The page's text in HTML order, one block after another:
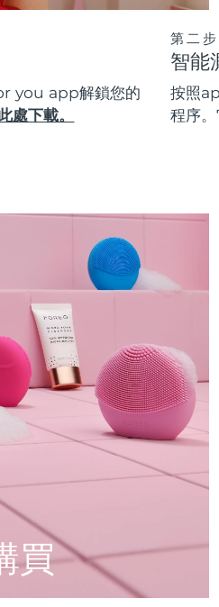
you app解鎖您的
處下載。
第二步
智能
按照
程序
買